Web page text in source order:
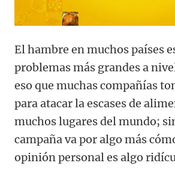
El hambre en muchos países
problemas más grandes a
eso que muchas compañías
para atacar la escases de
muchos lugares del mundo;
campaña va por algo más
opinión personal es algo